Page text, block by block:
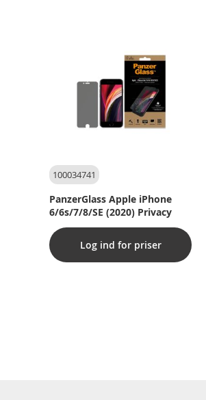
100034741
PanzerGlass Apple iPhone
6/6s/7/8/SE (2020) Privacy
Log ind for priser